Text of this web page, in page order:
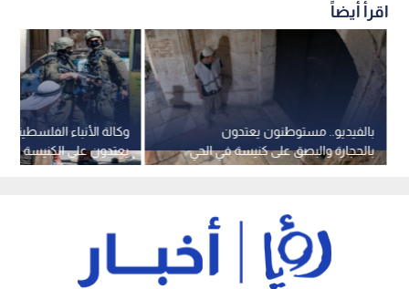
اقرأ أيضاً
وكالة الأنباء
يعتدون على الكنيسة
القدس وجيش الاحتلال
بالفيديو.. مستوطنون يعتدون
بالحجارة والبصق على كنيسة في الحي
الأرمني بالقدس المحتلة